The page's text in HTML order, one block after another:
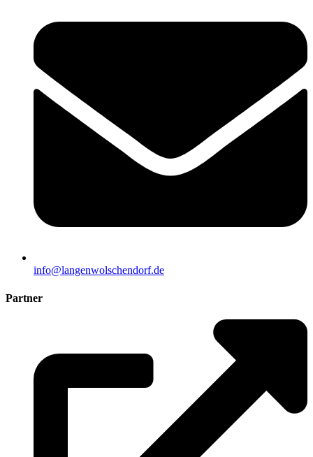
info@langenwolschendorf.de
Partner